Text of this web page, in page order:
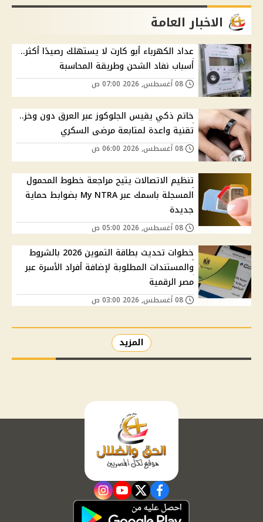
الاخبار العامة
عداد الكهرباء أبو كارت لا يستهلك رصيدًا أكثر..
أسباب نفاد الشحن وطريقة المحاسبة
خاتم ذكي يقيس الجلوكوز عبر العرق دون وخز..
تقنية واعدة لمتابعة مرضى السكري
تنظيم الاتصالات يتيح مراجعة خطوط المحمول
المسجلة باسمك عبر My NTRA بضوابط حماية
جديدة
خطوات تحديث بطاقة التموين 2026 بالشروط
والمستندات المطلوبة لإضافة أفراد الأسرة عبر
مصر الرقمية
المزيد
facebook
twitter
youtube
instagram